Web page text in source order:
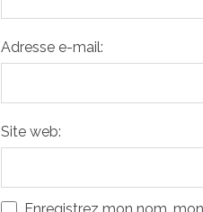
Adresse e-mail:
Site web: